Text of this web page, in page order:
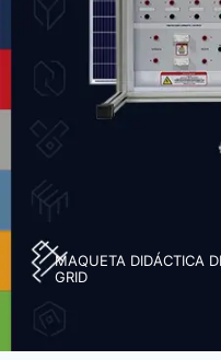
MAQUETA DIDÁCTICA
GRID